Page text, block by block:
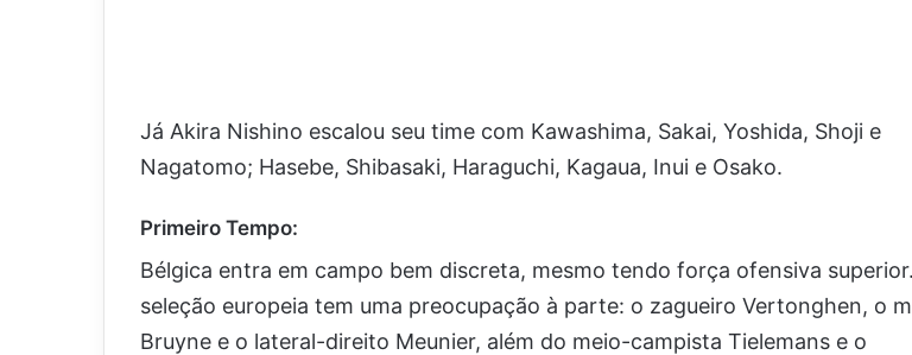
Já Akira Nishino escalou seu time com Kawashima, Sakai, Yoshida, Shoji e
Nagatomo; Hasebe, Shibasaki, Haraguchi, Kagaua, Inui e Osako.
Primeiro Tempo:
Bélgica entra em campo bem discreta, mesmo tendo força ofensiva
seleção europeia tem uma preocupação à parte: o zagueiro Vertonghen, o
Bruyne e o lateral-direito Meunier, além do meio-campista Tielemans e o